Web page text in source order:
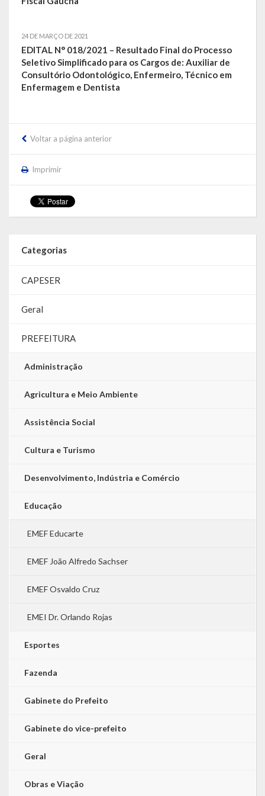
LEIS COMPLEMENTARES
DECRETOS
Planos
Termos de Compromisso
LRF
RGF – Relatório de Gestão Fiscal
RREO – Relatório Resumido da Execução Orçamentária
LOA – Lei Orçamentária Anual
24 DE MARÇO DE 2021
EDITAL N° 018/2021 – Resultado Final do Processo
Seletivo Simplificado para os Cargos de: Auxiliar de
Consultório Odontológico, Enfermeiro, Técnico em
Enfermagem e Dentista
Voltar a página anterior
Imprimir
Categorias
CAPESER
Geral
PREFEITURA
Administração
Agricultura e Meio Ambiente
Assistência Social
Cultura e Turismo
Desenvolvimento, Indústria e Comércio
Educação
EMEF Educarte
EMEF João Alfredo Sachser
EMEF Osvaldo Cruz
EMEI Dr. Orlando Rojas
Esportes
Fazenda
Gabinete do Prefeito
Gabinete do vice-prefeito
Geral
Obras e Viação